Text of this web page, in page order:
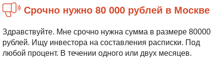
Срочно нужно 80 000 рублей в Москве
Здравствуйте. Мне срочно нужна сумма в размере 80000
рублей. Ищу инвестора на составления расписки. Под
любой процент. В течении одного или двух месяцев.